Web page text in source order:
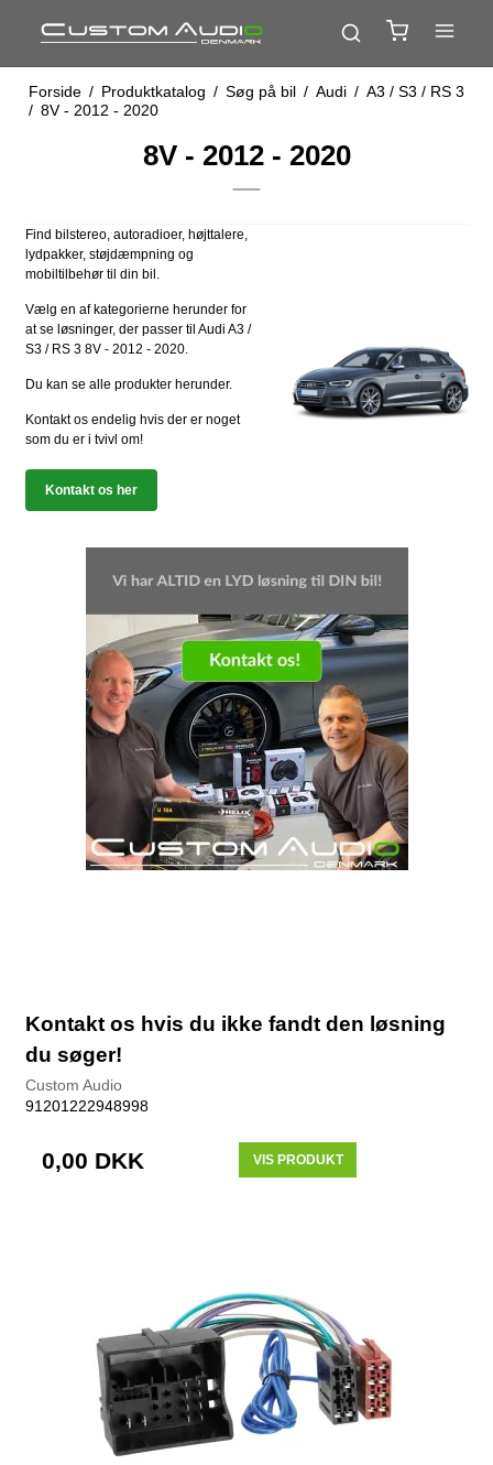
Forside / Produktkatalog / Søg på bil / Audi / A3 / S3 / RS 3
/ 8V - 2012 - 2020
8V - 2012 - 2020
Find bilstereo, autoradioer, højttalere,
lydpakker, støjdæmpning og
mobiltilbehør til din bil.
Vælg en af kategorierne herunder for
at se løsninger, der passer til Audi A3 /
S3 / RS 3 8V - 2012 - 2020.
Du kan se alle produkter herunder.
Kontakt os endelig hvis der er noget
som du er i tvivl om!
Kontakt os her
Kontakt os hvis du ikke fandt den løsning
du søger!
Custom Audio
91201222948998
0,00 DKK VIS PRODUKT